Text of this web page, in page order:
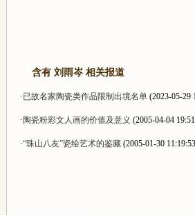
含有 刘雨岑 相关报道
·已故名家陶瓷类作品限制出境名单 (2023-05-29
·陶瓷粉彩文人画的价值及意义 (2005-04-04
·“珠山八友”瓷绘艺术的鉴藏 (2005-01-30